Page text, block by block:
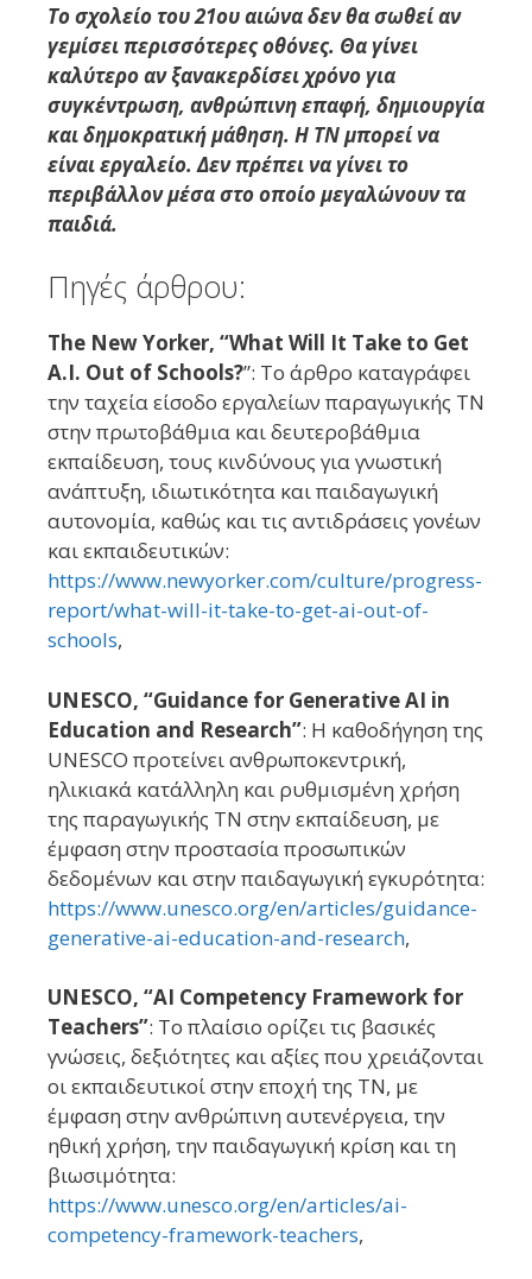
Το σχολείο του 21ου αιώνα δεν θα σωθεί αν
γεμίσει περισσότερες οθόνες. Θα γίνει
καλύτερο αν ξανακερδίσει χρόνο για
συγκέντρωση, ανθρώπινη επαφή, δημιουργία
και δημοκρατική μάθηση. Η ΤΝ μπορεί να
είναι εργαλείο. Δεν πρέπει να γίνει το
περιβάλλον μέσα στο οποίο μεγαλώνουν τα
παιδιά.
Πηγές άρθρου:
The New Yorker, “What Will It Take to Get
A.I. Out of Schools?”: Το άρθρο καταγράφει
την ταχεία είσοδο εργαλείων παραγωγικής ΤΝ
στην πρωτοβάθμια και δευτεροβάθμια
εκπαίδευση, τους κινδύνους για γνωστική
ανάπτυξη, ιδιωτικότητα και παιδαγωγική
αυτονομία, καθώς και τις αντιδράσεις γονέων
και εκπαιδευτικών:
https://www.newyorker.com/culture/progress-
report/what-will-it-take-to-get-ai-out-of-
schools,
UNESCO, “Guidance for Generative AI in
Education and Research”: Η καθοδήγηση της
UNESCO προτείνει ανθρωποκεντρική,
ηλικιακά κατάλληλη και ρυθμισμένη χρήση
της παραγωγικής ΤΝ στην εκπαίδευση, με
έμφαση στην προστασία προσωπικών
δεδομένων και στην παιδαγωγική εγκυρότητα:
https://www.unesco.org/en/articles/guidance-
generative-ai-education-and-research,
UNESCO, “AI Competency Framework for
Teachers”: Το πλαίσιο ορίζει τις βασικές
γνώσεις, δεξιότητες και αξίες που χρειάζονται
οι εκπαιδευτικοί στην εποχή της ΤΝ, με
έμφαση στην ανθρώπινη αυτενέργεια, την
ηθική χρήση, την παιδαγωγική κρίση και τη
βιωσιμότητα:
https://www.unesco.org/en/articles/ai-
competency-framework-teachers,